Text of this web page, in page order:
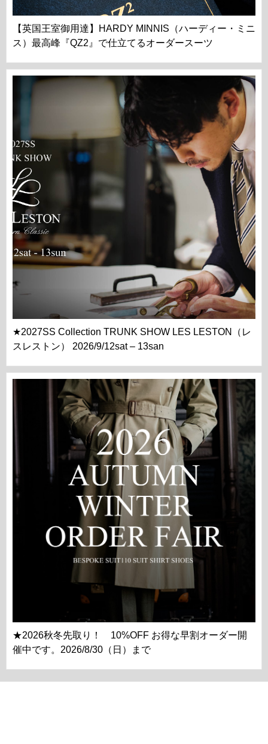
【英国王室御用達】HARDY MINNIS（ハーディー・ミニ
ス）最高峰『QZ2』で仕立てるオーダースーツ
★2027SS Collection TRUNK SHOW LES LESTON（レ
スレストン） 2026/9/12sat – 13san
★2026秋冬先取り！ 10%OFF お得な早割オーダー開
催中です。2026/8/30（日）まで